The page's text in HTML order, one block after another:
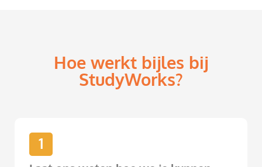
Hoe werkt bijles bij
StudyWorks?
1